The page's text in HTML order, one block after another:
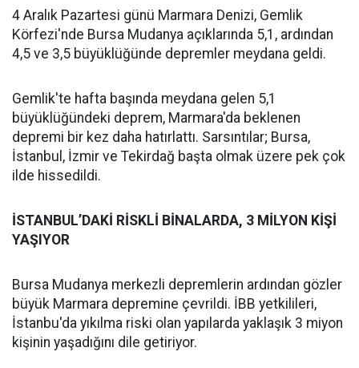
4 Aralık Pazartesi günü Marmara Denizi, Gemlik
Körfezi'nde Bursa Mudanya açıklarında 5,1, ardından
4,5 ve 3,5 büyüklüğünde depremler meydana geldi.
Gemlik'te hafta başında meydana gelen 5,1
büyüklüğündeki deprem, Marmara'da beklenen
depremi bir kez daha hatırlattı. Sarsıntılar; Bursa,
İstanbul, İzmir ve Tekirdağ başta olmak üzere pek çok
ilde hissedildi.
İSTANBUL’DAKİ RİSKLİ BİNALARDA, 3 MİLYON KİŞİ
YAŞIYOR
Bursa Mudanya merkezli depremlerin ardından gözler
büyük Marmara depremine çevrildi. İBB yetkilileri,
İstanbu'da yıkılma riski olan yapılarda yaklaşık 3 miyon
kişinin yaşadığını dile getiriyor.